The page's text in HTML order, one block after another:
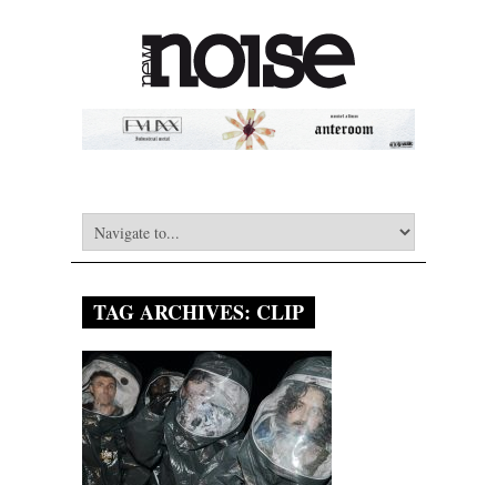
TAG ARCHIVES: CLIP